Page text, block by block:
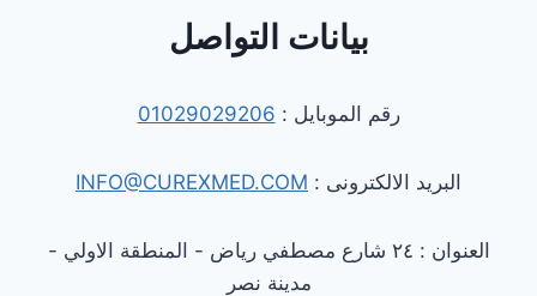
بيانات التواصل
رقم الموبايل : 01029029206
البريد الالكترونى : INFO@CUREXMED.COM
العنوان : ٢٤ شارع مصطفي رياض - المنطقة الاولي -
مدينة نصر